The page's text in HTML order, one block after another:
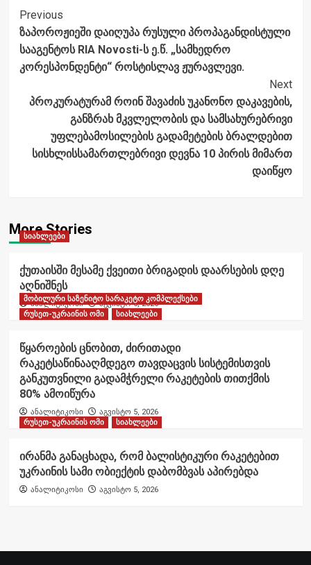
Post
Navigation
Previous
ზაპოროჟიეში დაიღუპა რუსული პროპაგანდისტული
სააგენტოს RIA Novosti-ს ე.წ. „სამხედრო
კორესპონდენტი“ როსტისლავ ჟურავლევი.
Next
პროკურატურამ როინ შავაძის უკანონო დაკავების,
განზრახ მკვლელობის და სამსახურებრივი
უფლებამოსილების გადამეტების ბრალდებით
სისხლისსამართლებრივი დევნა 10 პირის მიმართ
დაიწყო
More Stories
სიახლეები
ქუთაისში მესამე ქვეითი ბრიგადის დაარსების დღე
აღნიშნეს
ანალიტიკოსი აგვისტო 6, 2026
მობილური საზენიტო სარაკეტო კომპლექსები
რუსეთ-უკრაინის ომი
სიახლეები
წყაროების ცნობით, ძირითადი
რაკეტსაწინააღმდეგო თავდაცვის სისტემისთვის
განკუთვნილი გადამჭრელი რაკეტების თითქმის
80% ამოიწურა
ანალიტიკოსი
აგვისტო 5, 2026
რუსეთ-უკრაინის ომი
სიახლეები
ირანმა განაცხადა, რომ ბალისტიკური რაკეტებით
უკრაინის სამი ობიექტის დაბომბვას აპირებდა
ანალიტიკოსი აგვისტო 5, 2026